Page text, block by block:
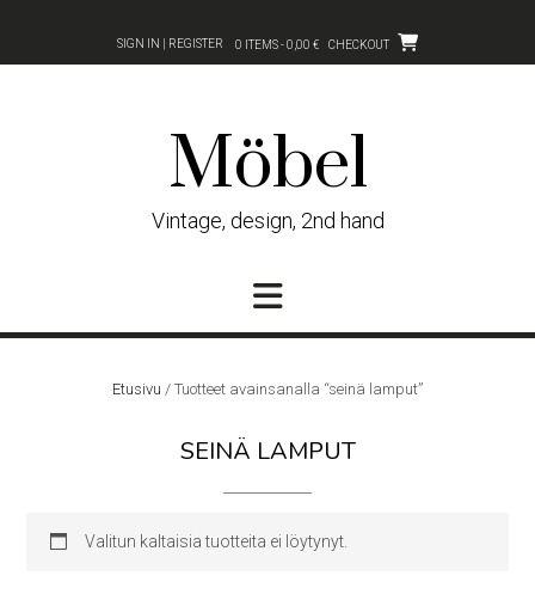
content
SIGN IN | REGISTER 0 ITEMS - 0,00 € CHECKOUT
Möbel
Vintage, design, 2nd hand
Etusivu / Tuotteet avainsanalla “seinä lamput”
SEINÄ LAMPUT
Valitun kaltaisia tuotteita ei löytynyt.